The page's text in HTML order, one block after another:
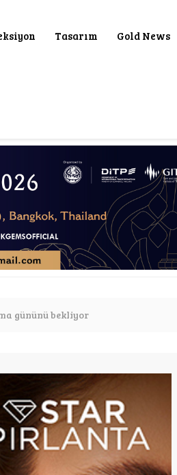
Tasarım Gold News
gününü bekliyor